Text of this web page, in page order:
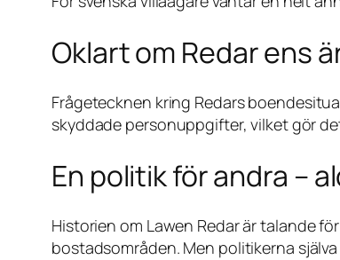
Oklart om Redar ens
Frågetecknen kring Redars
skyddade personuppgifter, vilket gör
En politik för andra –
Historien om Lawen Redar är talande
bostadsområden. Men politikerna